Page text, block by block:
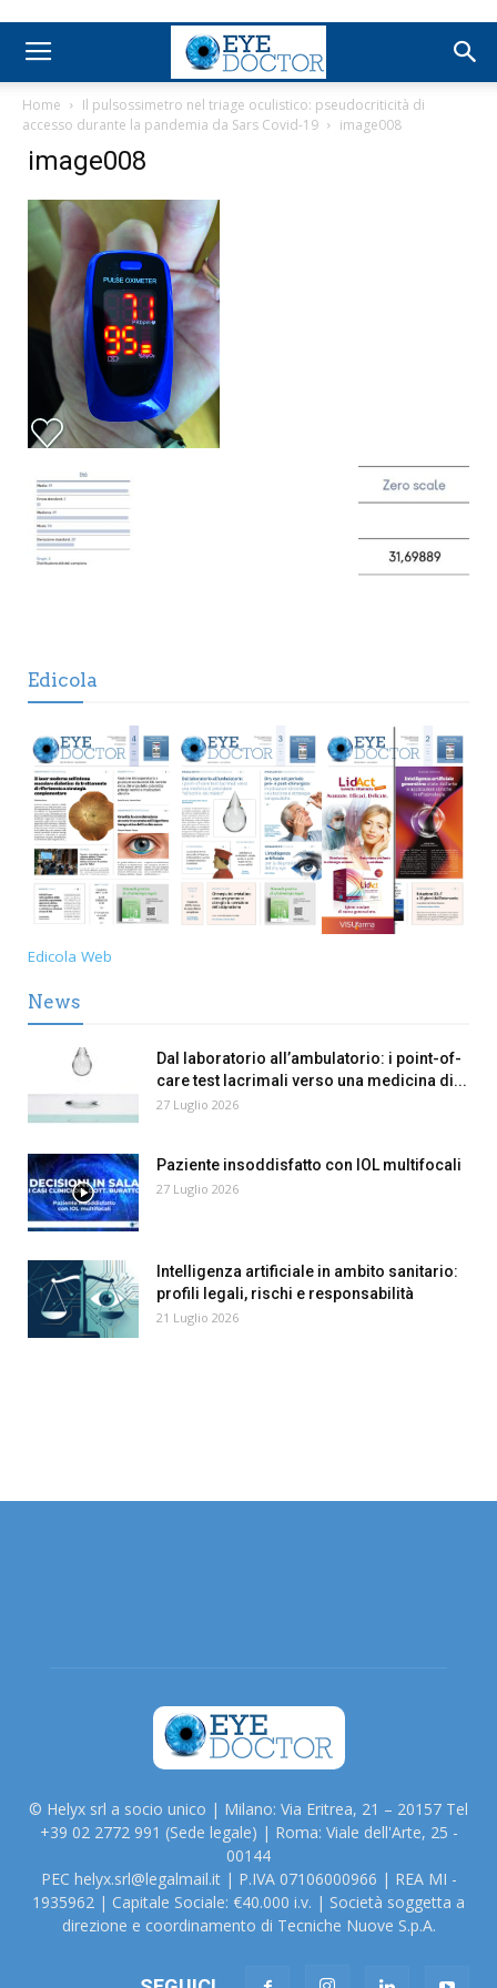
Home
Il pulsossimetro nel triage oculistico: pseudocriticità di
accesso durante la pandemia da Sars Covid-19
image008
image008
Edicola
Edicola Web
News
Dal laboratorio all’ambulatorio: i point-of-
care test lacrimali verso una medicina di...
27 Luglio 2026
Paziente insoddisfatto con IOL multifocali
27 Luglio 2026
Intelligenza artificiale in ambito sanitario:
profili legali, rischi e responsabilità
21 Luglio 2026
© Helyx srl a socio unico | Milano: Via Eritrea, 21 – 20157 Tel
+39 02 2772 991 (Sede legale) | Roma: Viale dell'Arte, 25 -
00144
PEC helyx.srl@legalmail.it | P.IVA 07106000966 | REA MI -
1935962 | Capitale Sociale: €40.000 i.v. | Società soggetta a
direzione e coordinamento di Tecniche Nuove S.p.A.